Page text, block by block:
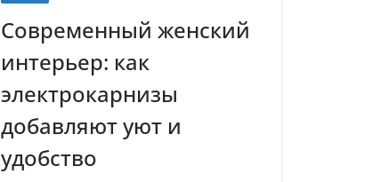
Современный женский
интерьер: как
электрокарнизы
добавляют уют и
удобство